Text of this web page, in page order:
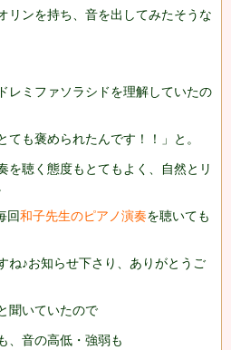
リンを持ち、音を出してみたそうな
レミファソラシドを理解していたの
も褒められたんです！！」と。
を聴く態度もとてもよく、自然とリ
回和子先生のピアノ演奏を聴いても
ね♪お知らせ下さり、ありがとうご
聞いていたので
、音の高低・強弱も